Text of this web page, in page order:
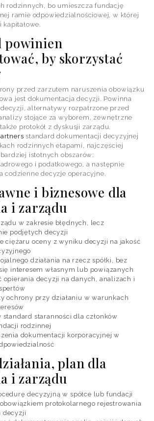
rodzinnych, bo umieszcza fundację
ramie odpowiedzialnościowej, w której
kapitałowe.
powinien
by skorzystać
przed zarzutem naruszenia obowiązku
jest dokumentacja decyzji. Powinna
alternatywy rozpatrzone przed
stojące za wyborem, zewnętrzne
protokół z dyskusji zarządu.
standard dokumentacji decyzyjnej
rodzinnych etapami, najczęściej
istotnych obszarów:
i podatkowego, a następnie
codzienne decyzje operacyjne.
i biznesowe dla
i zarządu
w zakresie błędnych, lecz
podjętych decyzji
ciężaru oceny z wyniku decyzji na jakość
działania na rzecz spółki, bez
interesem własnym lub powiązanych
opierania decyzji na danych, analizach i
ochrony przy działaniu w warunkach
standard staranności dla członków
rodzinnej
dokumentacji korporacyjnej w
plan dla
i zarządu
decyzyjną w spółce lub fundacji
protokolarnego rejestrowania
decyzji